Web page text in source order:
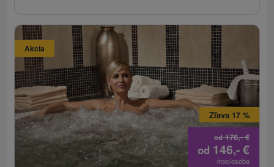
Akcia
od176,-€
Zľava 17 %
od 146,-€
/noc/osoba